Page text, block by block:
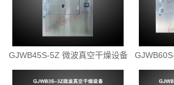
GJWB45S-5Z 微波真空干燥设备